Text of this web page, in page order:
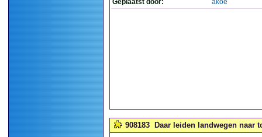
Geplaatst door: akoe
908183 Daar leiden landwegen naar